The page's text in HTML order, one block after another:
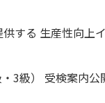
する 生産性向上
3級） 受検案内公